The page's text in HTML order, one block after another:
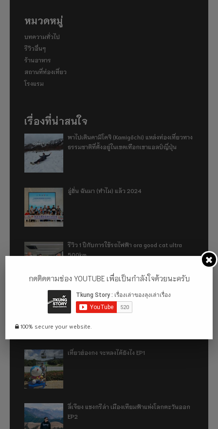
หมวดหมู่
บทความทั่วไป
รีวิวอื่นๆ
ร้านอาหาร
สถานที่ท่องเที่ยว
โรงแรม
เรื่องที่น่าสนใจ
พาไปเดินคามิโคจิ (Kamigōchi) แหล่งท่องเที่ยวทาง
ธรรมชาติที่ตั้งอยู่ในเขตเทือกเขาแอลป์ญี่ปุ่น
อู่ฮั่น ฉันมา (ทำไม) แล้ว 2024
รีวิว 1 ปีกับการใช้รถไฟฟ้า ora good cat ultra
500km
เที่ยวฮ่องกง จะหลงได้ยังไง EP2
เที่ยวฮ่องกง จะหลงได้ยังไง EP1
ลี่เจียง แชงกรีล่า เมืองเทียมฟ้าแห่งโลกตะวันออก
EP2
กดติดตามช่อง YOUTUBE เพื่อเป็นกำลังใจด้วยนะครับ
100% secure your website.